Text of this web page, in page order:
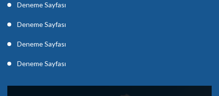
Deneme Sayfası
Deneme Sayfası
Deneme Sayfası
Deneme Sayfası